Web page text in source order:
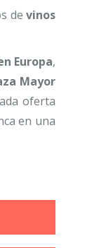
devinos
Europa,
Mayor
oferta
en una